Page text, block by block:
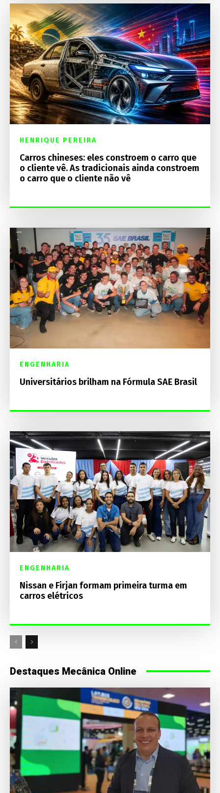
HENRIQUE PEREIRA
Carros chineses: eles constroem o carro que
o cliente vê. As tradicionais ainda constroem
o carro que o cliente não vê
ENGENHARIA
Universitários brilham na Fórmula SAE Brasil
ENGENHARIA
Nissan e Firjan formam primeira turma em
carros elétricos
Destaques Mecânica Online